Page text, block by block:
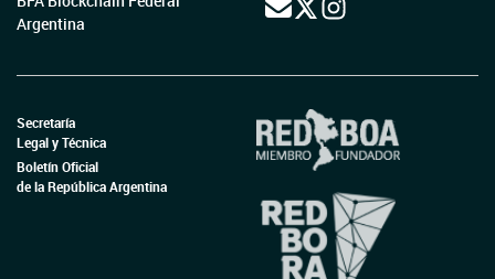
Argentina
Secretaría
Legal y Técnica
Boletín Oficial
de la República Argentina